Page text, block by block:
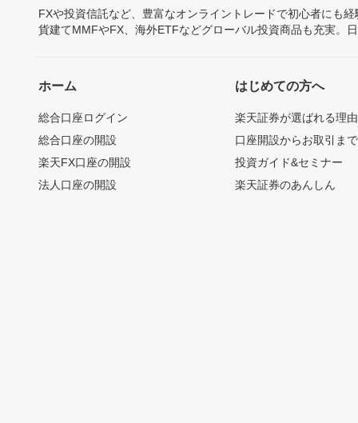
FXや投資信託など、豊富なオンライントレードで初心者にも
貨建てMMFやFX、海外ETFなどグローバル投資商品も充実。
ホーム
総合口座ログイン
総合口座の開設
楽天FX口座の開設
法人口座の開設
はじめての方へ
楽天証券が選ばれる理由
口座開設からお取引ま
投資ガイド&セミナー
楽天証券のあんしん